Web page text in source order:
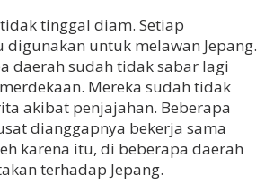
tinggal diam. Setiap
digunakan untuk melawan Jepang.
daerah sudah tidak sabar lagi
Mereka sudah tidak
akibat penjajahan. Beberapa
dianggapnya bekerja sama
karena itu, di beberapa daerah
terhadap Jepang.